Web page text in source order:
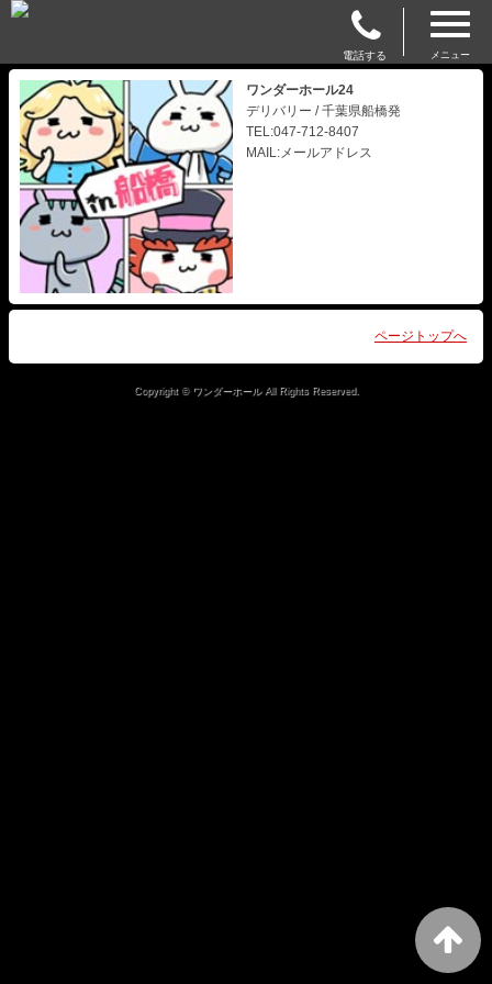
電話する メニュー
ワンダーホール24
デリバリー / 千葉県船橋発
TEL:047-712-8407
MAIL:メールアドレス
ページトップへ
Copyright © ワンダーホール All Rights Reserved.